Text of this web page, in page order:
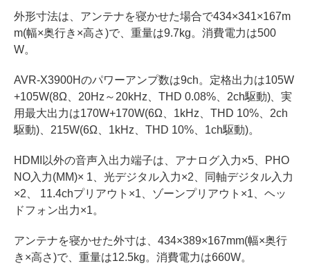
外形寸法は、アンテナを寝かせた場合で434×341×167m
m(幅×奥行き×高さ)で、重量は9.7kg。消費電力は500
W。
AVR-X3900Hのパワーアンプ数は9ch。定格出力は105W
+105W(8Ω、20Hz～20kHz、THD 0.08%、2ch駆動)、実
用最大出力は170W+170W(6Ω、1kHz、THD 10%、2ch
駆動)、215W(6Ω、1kHz、THD 10%、1ch駆動)。
HDMI以外の音声入出力端子は、アナログ入力×5、PHO
NO入力(MM)× 1、光デジタル入力×2、同軸デジタル入力
×2、 11.4chプリアウト×1、ゾーンプリアウト×1、ヘッ
ドフォン出力×1。
アンテナを寝かせた外寸は、434×389×167mm(幅×奥行
き×高さ)で、重量は12.5kg。消費電力は660W。